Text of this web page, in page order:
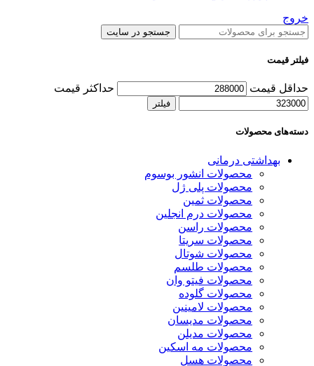
خروج
جستجو در سایت
فیلتر قیمت
حداقل قیمت حداکثر قیمت
فیلتر
دسته‌های محصولات
بهداشتی درمانی
محصولات انشور بوسوم
محصولات پلی ژل
محصولات ثمین
محصولات درم انجلین
محصولات راسن
محصولات سریتا
محصولات شوتال
محصولات طلسم
محصولات فیتو وان
محصولات گلوده
محصولات لامینین
محصولات مدیسان
محصولات مدیلن
محصولات مه اسکین
محصولات هسل